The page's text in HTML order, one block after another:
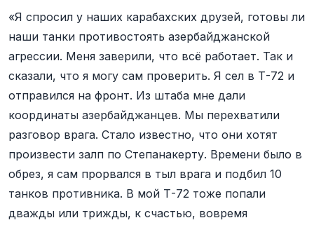
«Я спросил у наших карабахских друзей, готовы ли
наши танки противостоять азербайджанской
агрессии. Меня заверили, что всё работает. Так и
сказали, что я могу сам проверить. Я сел в Т-72 и
отправился на фронт. Из штаба мне дали
координаты азербайджанцев. Мы перехватили
разговор врага. Стало известно, что они хотят
произвести залп по Степанакерту. Времени было в
обрез, я сам прорвался в тыл врага и подбил 10
танков противника. В мой Т-72 тоже попали
дважды или трижды, к счастью, вовремя